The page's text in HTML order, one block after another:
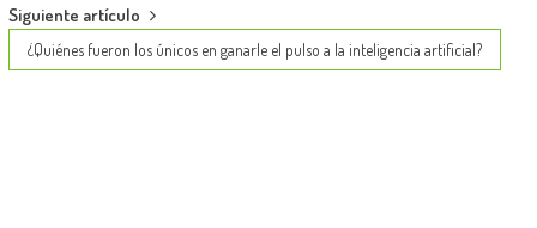
Siguiente artículo
¿Quiénes fueron los únicos en ganarle el pulso a la inteligencia artificial?